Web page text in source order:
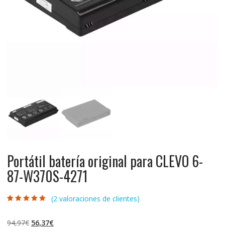
Portátil batería original para CLEVO 6-
87-W370S-4271
valoraciones
(2valoraciones de clientes)
94,97€ El
56,37€El